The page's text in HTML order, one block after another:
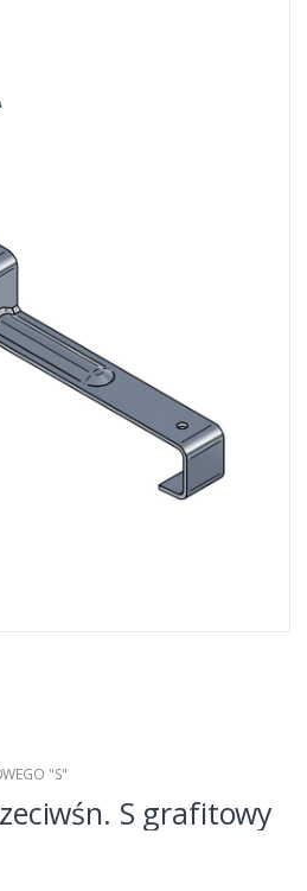
"S"
S grafitowy